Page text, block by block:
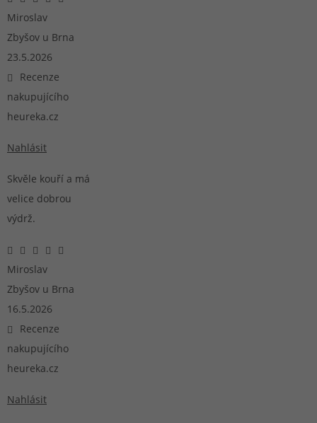
Miroslav
Zbyšov u Brna
23.5.2026
Recenze
nakupujícího
heureka.cz
Nahlásit
Skvěle kouří a má
velice dobrou
výdrž.
Miroslav
Zbyšov u Brna
16.5.2026
Recenze
nakupujícího
heureka.cz
Nahlásit